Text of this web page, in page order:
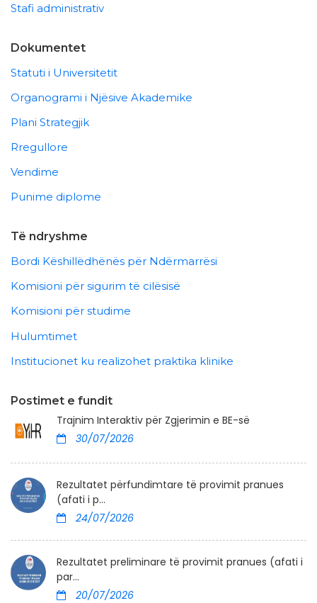
Stafi administrativ
Dokumentet
Statuti i Universitetit
Organogrami i Njësive Akademike
Plani Strategjik
Rregullore
Vendime
Punime diplome
Të ndryshme
Bordi Këshillëdhënës për Ndërmarrësi
Komisioni për sigurim të cilësisë
Komisioni për studime
Hulumtimet
Institucionet ku realizohet praktika klinike
Postimet e fundit
Trajnim Interaktiv për Zgjerimin e BE-së
30/07/2026
Rezultatet përfundimtare të provimit pranues
(afati i p...
24/07/2026
Rezultatet preliminare të provimit pranues (afati i
par...
20/07/2026